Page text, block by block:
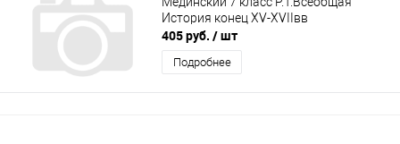
История конец XV-XVIIвв
405 руб. / шт
Подробнее